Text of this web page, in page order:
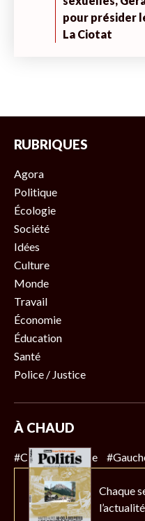
pour présider
La Ciotat
RUBRIQUES
Agora
Politique
Écologie
Société
Idées
Culture
Monde
Travail
Économie
Éducation
Santé
Police / Justice
À CHAUD
#Climat #Police
Chaque